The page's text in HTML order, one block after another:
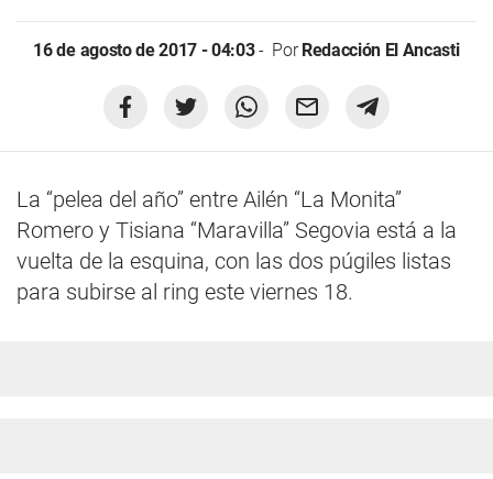
16 de agosto de 2017 - 04:03 PorRedacción El Ancasti
La “pelea del año” entre Ailén “La Monita”
Romero y Tisiana “Maravilla” Segovia está a la
vuelta de la esquina, con las dos púgiles listas
para subirse al ring este viernes 18.